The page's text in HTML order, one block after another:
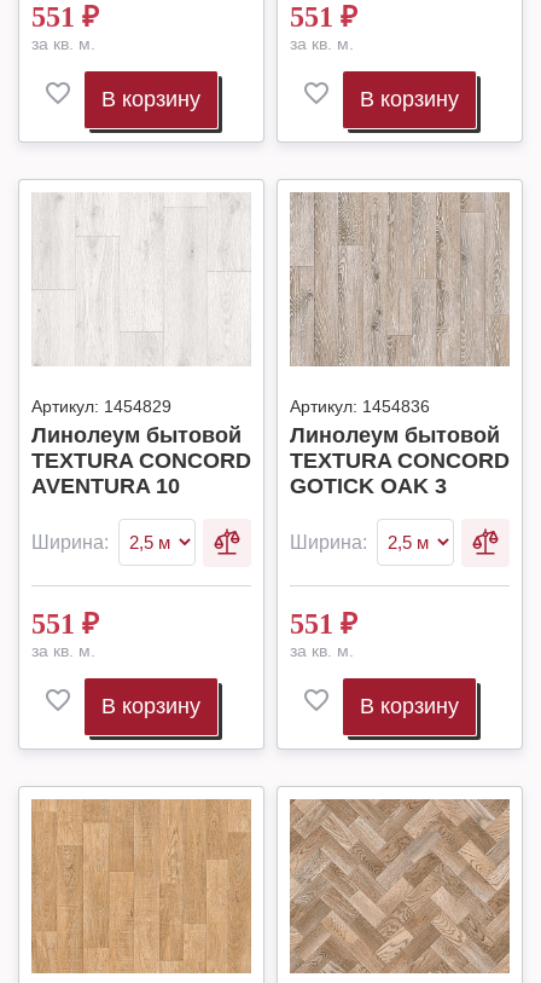
551 ₽
за кв. м.
В корзину
551 ₽
за кв. м.
В корзину
Артикул: 1454829
Линолеум бытовой
TEXTURA CONCORD
AVENTURA 10
Ширина:
551 ₽
за кв. м.
В корзину
Артикул: 1454836
Линолеум бытовой
TEXTURA CONCORD
GOTICK OAK 3
Ширина:
551 ₽
за кв. м.
В корзину